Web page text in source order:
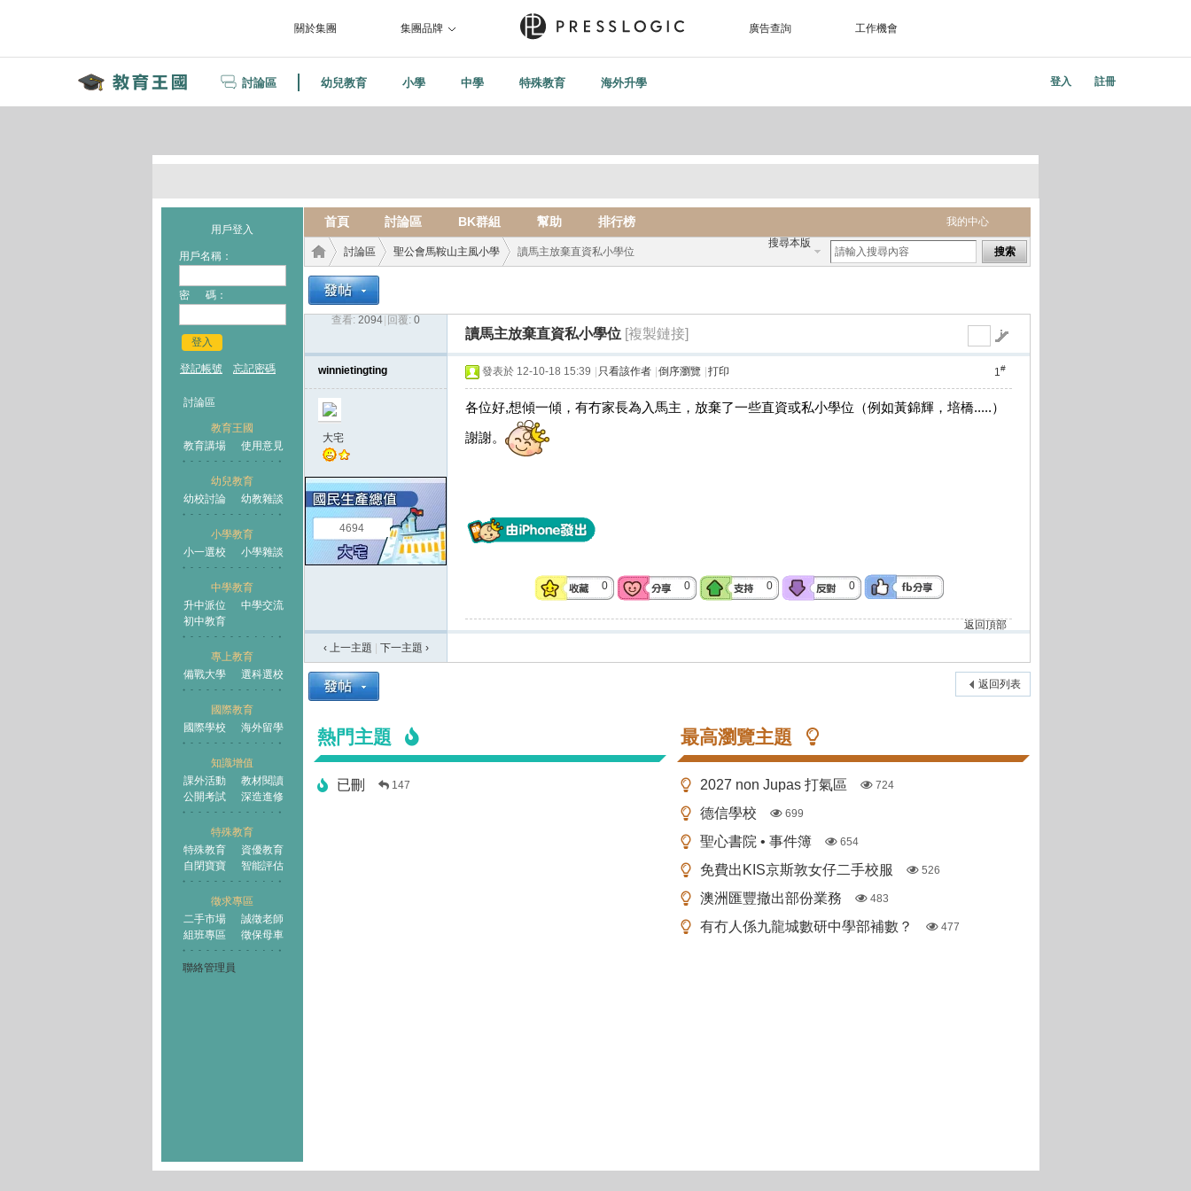
關於集團 集團品牌 廣告查詢 工作機會
討論區 幼兒教育 小學 中學 特殊教育 海外升學 登入 註冊
用戶登入
用戶名稱：
密 碼：
登入
登記帳號 忘記密碼
討論區
教育王國
教育講場
使用意見
幼兒教育
幼校討論
幼教雜談
小學教育
小一選校
小學雜談
中學教育
升中派位
中學交流
初中教育
專上教育
備戰大學
選科選校
國際教育
國際學校
海外留學
知識增值
課外活動
教材閱讀
公開考試
深造進修
特殊教育
特殊教育
資優教育
自閉寶寶
智能評估
徵求專區
二手市場
誠徵老師
組班專區
徵保母車
聯絡管理員
我的中心
首頁 討論區 BK群組 幫助 排行榜
搜尋本版
搜索
王國
討論區 聖公會馬鞍山主風小學
›
讀馬主放棄直資私小學位
查看: 2094 回覆: 0
讀馬主放棄直資私小學位 [複製鏈接]
winnietingting
大宅
4694
1#
發表於 12-10-18 15:39 只看該作者 倒序瀏覽 打印
各位好,想傾一傾，有冇家長為入馬主，放棄了一些直資或私小學位（例如黃錦輝，培橋.....）
謝謝。
0 0 0 0
返回頂部
‹ 上一主題
下一主題 ›
返回列表
熱門主題
已刪 147
最高瀏覽主題
2027 non Jupas 打氣區 724
德信學校 699
聖心書院 • 事件簿 654
免費出KIS京斯敦女仔二手校服 526
澳洲匯豐撤出部份業務 483
有冇人係九龍城數研中學部補數？ 477